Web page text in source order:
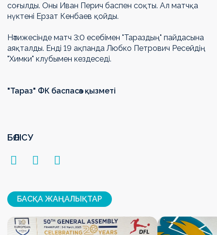
соғылды. Оны Иван Перич баспен соқты. Ал матчқа
нүктені Ерзат Кенбаев қойды.
Нәтижесінде матч 3:0 есебімен "Тараздың" пайдасына
аяқталды. Енді 19 ақпанда Любко Петрович Ресейдің
"Химки" клубымен кездеседі.
"Тараз" ФК баспасөз қызметі
БӨЛІСУ
БАСҚА ЖАҢАЛЫҚТАР